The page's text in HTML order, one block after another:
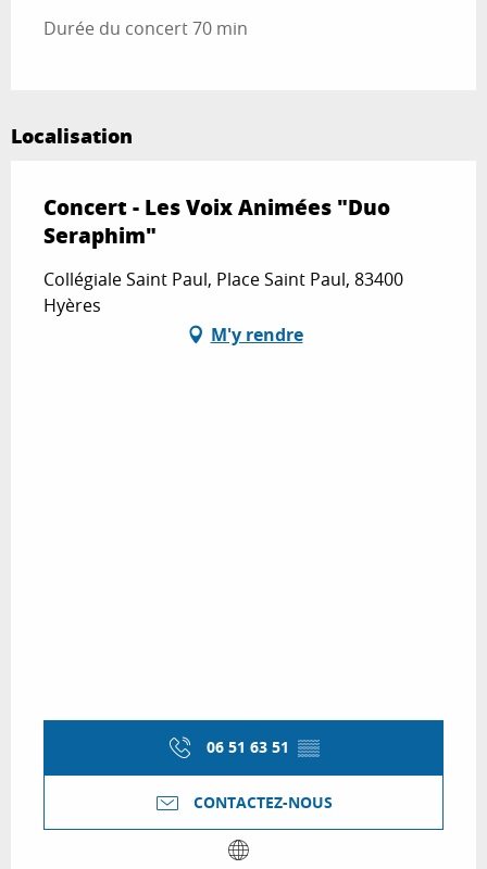
Durée du concert 70 min
Localisation
Concert - Les Voix Animées "Duo
Seraphim"
Collégiale Saint Paul, Place Saint Paul, 83400
Hyères
M'y rendre
06 51 63 51 ▒▒
CONTACTEZ-NOUS